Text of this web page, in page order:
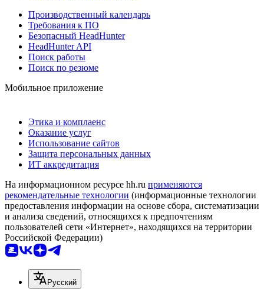
Производственный календарь
Требования к ПО
Безопасный HeadHunter
HeadHunter API
Поиск работы
Поиск по резюме
Мобильное приложение
Этика и комплаенс
Оказание услуг
Использование сайтов
Защита персональных данных
ИТ аккредитация
На информационном ресурсе hh.ru применяются
рекомендательные технологии (информационные технологии
предоставления информации на основе сбора, систематизации
и анализа сведений, относящихся к предпочтениям
пользователей сети «Интернет», находящихся на территории
Российской Федерации)
Русский